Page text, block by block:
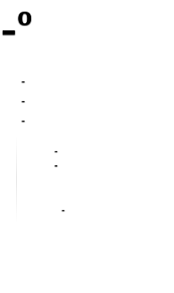
-º
-
-
-
-
-
-